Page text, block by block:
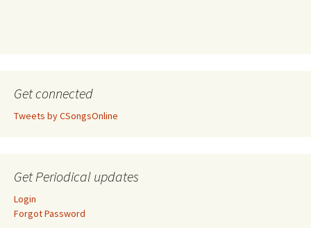
Get connected
Tweets by CSongsOnline
Get Periodical updates
Login
Forgot Password